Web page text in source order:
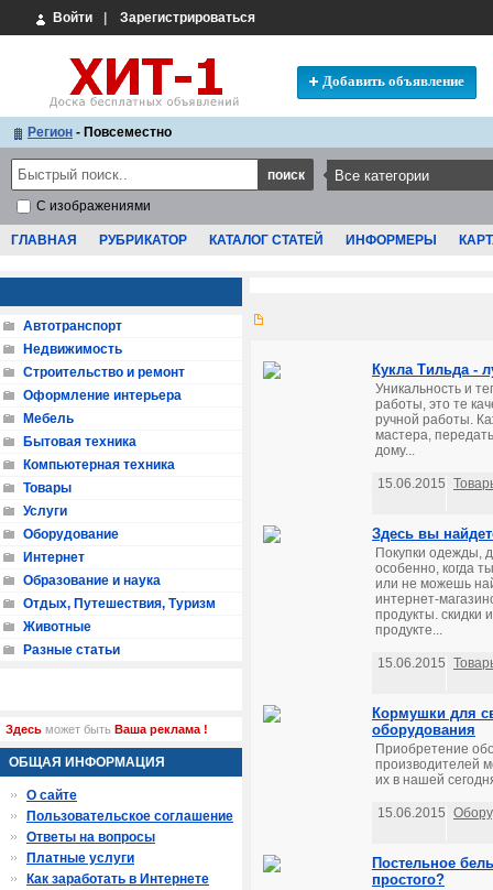
Войти Зарегистрироваться
Добавить объявление
Регион - Повсеместно
С изображениями
ГЛАВНАЯ РУБРИКАТОР КАТАЛОГ СТАТЕЙ ИНФОРМЕРЫ
Кукла Тильда -
Уникальность и
работы, это те
ручной работы.
мастера,
дому...
15.06.2015
Здесь вы
Покупки одежды,
особенно, когда
или не можешь
интернет-
продукты. скидки
продукте...
15.06.2015
Кормушки для
оборудования
Приобретение
производителей
их в нашей
15.06.2015
Постельное
простого?
Автотранспорт
Недвижимость
Строительство и ремонт
Оформление интерьера
Мебель
Бытовая техника
Компьютерная техника
Товары
Услуги
Оборудование
Интернет
Образование и наука
Отдых, Путешествия, Туризм
Животные
Разные статьи
Здесь может быть Ваша реклама !
ОБЩАЯ ИНФОРМАЦИЯ
О сайте
Пользовательское соглашение
Ответы на вопросы
Платные услуги
Как заработать в Интернете